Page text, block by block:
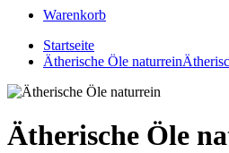
Warenkorb
Startseite
Ätherische Öle naturrein
Ätherische Öle